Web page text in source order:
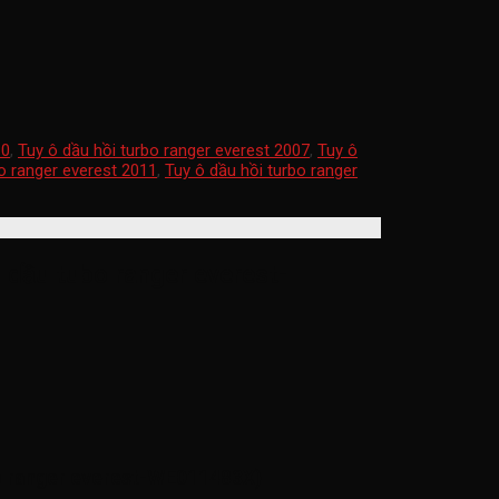
, Tuy ô dầu hồi turbo ranger everest 2007, Tuy ô
ranger everest 2011 , Tuy ô dầu hồi turbo ranger